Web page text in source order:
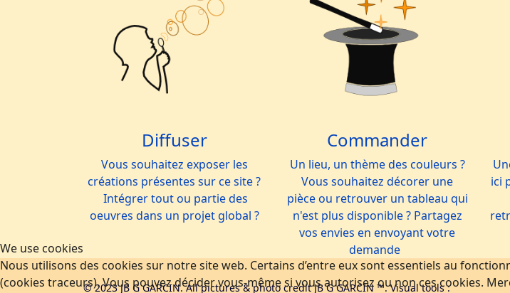
Diffuser
Vous souhaitez exposer les
créations présentes sur ce site ?
Intégrer tout ou partie des
oeuvres dans un projet global ?
Commander
Un lieu, un thème des couleurs ?
Vous souhaitez décorer une
pièce ou retrouver un tableau qui
n'est plus disponible ? Partagez
vos envies en envoyant votre
demande
ici
© 2023 JB G GARCIN. All pictures & photo credit JB G GARCIN ™. Visual tools :
We use cookies
Nous utilisons des cookies sur notre site web. Certains d’entre eux sont essentiels au
(cookies traceurs). Vous pouvez décider vous-même si vous autorisez ou non ces cookies.